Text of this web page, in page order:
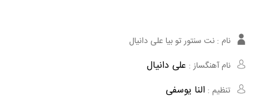
نام : نت سنتور تو بیا علی دانیال
نام آهنگساز : علی دانیال
تنظیم : النا یوسفی